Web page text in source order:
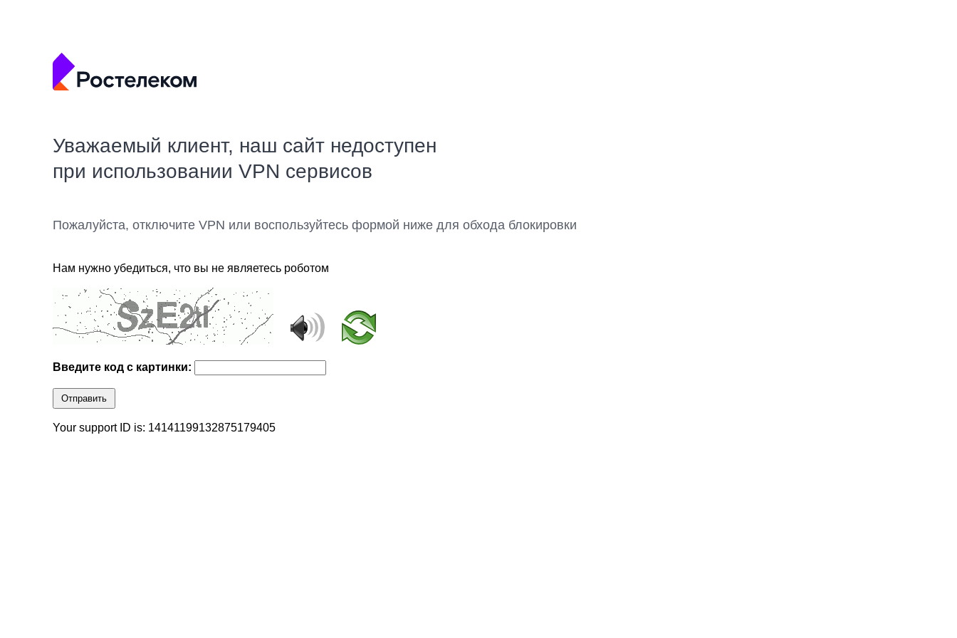
Уважаемый клиент, наш сайт недоступен
при использовании VPN сервисов
Пожалуйста, отключите VPN или воспользуйтесь формой ниже для обхода блокировки
Нам нужно убедиться, что вы не являетесь роботом
Введите код с картинки:
Отправить
Your support ID is: 14141199132875179405